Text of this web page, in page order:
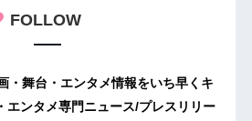
FOLLOW
・舞台・エンタメ情報をいち早くキ
エンタメ専門ニュース/プレスリリー